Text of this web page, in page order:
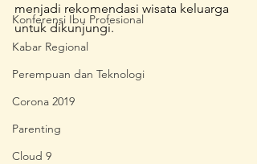
Konferensi Ibu Profesional
Kabar Regional
Perempuan dan Teknologi
Corona 2019
Parenting
Cloud 9
menjadi rekomendasi wisata keluarga
untuk dikunjungi.